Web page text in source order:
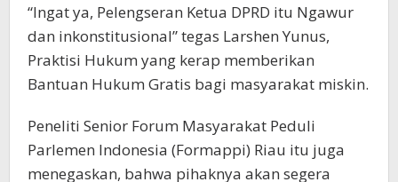
“Ingat ya, Pelengseran Ketua DPRD itu Ngawur
dan inkonstitusional” tegas Larshen Yunus,
Praktisi Hukum yang kerap memberikan
Bantuan Hukum Gratis bagi masyarakat miskin.
Peneliti Senior Forum Masyarakat Peduli
Parlemen Indonesia (Formappi) Riau itu juga
menegaskan, bahwa pihaknya akan segera